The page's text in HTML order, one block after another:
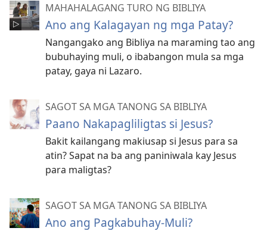
MAHAHALAGANG TURO NG BIBLIYA
Ano ang Kalagayan ng mga Patay?
Nangangako ang Bibliya na maraming tao ang
bubuhaying muli, o ibabangon mula sa mga
patay, gaya ni Lazaro.
SAGOT SA MGA TANONG SA BIBLIYA
Paano Nakapagliligtas si Jesus?
Bakit kailangang makiusap si Jesus para sa
atin? Sapat na ba ang paniniwala kay Jesus
para maligtas?
SAGOT SA MGA TANONG SA BIBLIYA
Ano ang Pagkabuhay-Muli?